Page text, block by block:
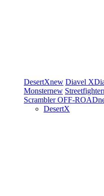
DesertXnew Diavel
Monsternew Streetfighter
ScramblerOFF-ROAD
DesertX